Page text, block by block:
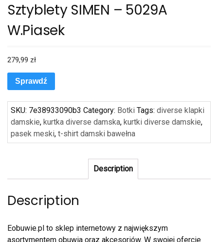
Sztyblety SIMEN – 5029A
W.Piasek
279,99 zł
Sprawdź
SKU: 7e38933090b3 Category: Botki Tags: diverse klapki
damskie, kurtka diverse damska, kurtki diverse damskie,
pasek meski, t-shirt damski bawełna
Description
Description
Eobuwie.pl to sklep internetowy z największym
asortymentem obuwia oraz akcesoriów. W swojej ofercie